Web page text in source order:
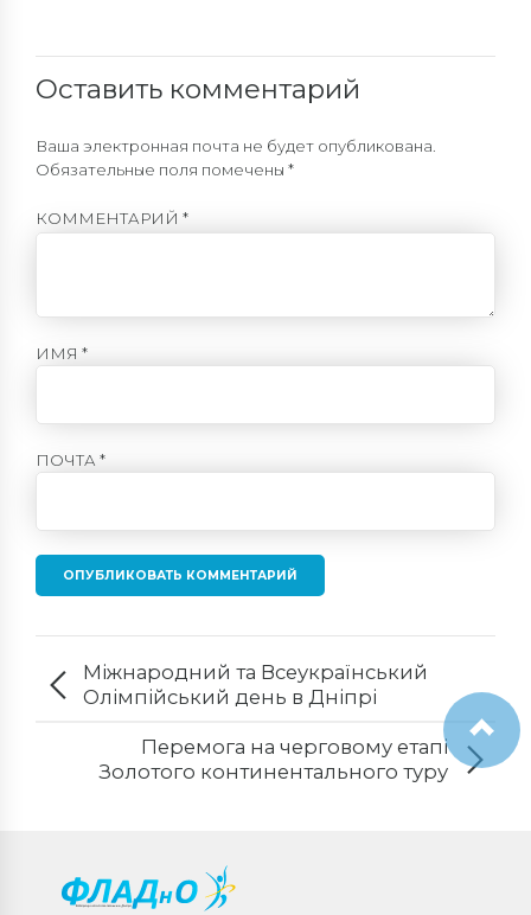
Оставить комментарий
Ваша электронная почта не будет опубликована.
Обязательные поля помечены *
КОММЕНТАРИЙ *
ИМЯ *
ПОЧТА *
ОПУБЛИКОВАТЬ КОММЕНТАРИЙ
Міжнародний та Всеукраїнський
Олімпійський день в Дніпрі
Перемога на черговому етапі
Золотого континентального туру